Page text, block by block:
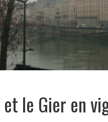
et le Gier en